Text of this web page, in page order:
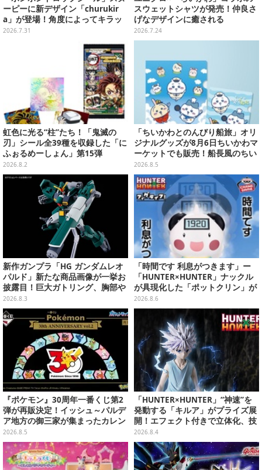
ーピーに新デザイン「churukir
a」が登場！角度によってキラッ
と輝くオーロラ加工の全4種
2026.7.31
スウェットシャツが発売！仲良さ
げなデザインに癒される
2026.7.24
虹色に光る“柱”たち！「鬼滅の
刃」シール全39種を収録した「に
ふぉるめーしょん」第15弾
2026.8.2
「ちいかわとのんびり船旅」オリ
ジナルグッズが8月6日ちいかわマ
ーケットでも販売！船長風のちい
かわやセイレーンたちをデザイン
した4商品
2026.8.5
新作ガンプラ「HG ガンダムレオ
パルド」新たな商品画像が一挙お
披露目！巨大ガトリング、胸部や
肩武装のハッチ展開までたっぷり
11枚
2026.8.3
「時間です 利息がつきます」ー
「HUNTER×HUNTER」ナックル
が具現化した「ポットクリン」が
貯金箱としてプライズ展開
2026.8.6
『ポケモン』30周年一番くじ第2
弾が再販決定！イッシュ～パルデ
ア地方の御三家が集まったカレン
ダー、ぬいぐるみなど記念グッズ
盛りだくさん
2026.8.5
「HUNTER×HUNTER」“神速”を
発動する「キルア」がプライズ展
開！エフェクト付きで立体化、技
名アクリルパネル付き
2026.8.4